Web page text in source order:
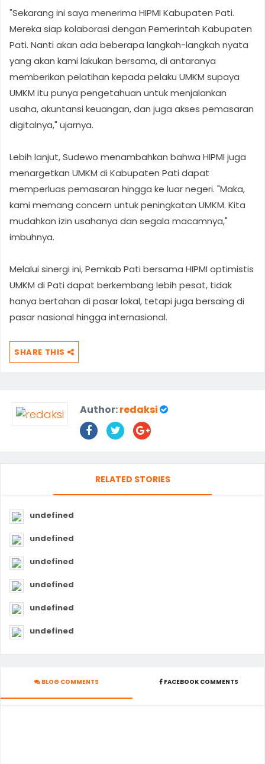
"Sekarang ini saya menerima HIPMI Kabupaten Pati.
Mereka siap kolaborasi dengan Pemerintah Kabupaten
Pati. Nanti akan ada beberapa langkah-langkah nyata
yang akan kami lakukan bersama, di antaranya
memberikan pelatihan kepada pelaku UMKM supaya
UMKM itu punya pengetahuan untuk menjalankan
usaha, akuntansi keuangan, dan juga akses pemasaran
digitalnya," ujarnya.
Lebih lanjut, Sudewo menambahkan bahwa HIPMI juga
menargetkan UMKM di Kabupaten Pati dapat
memperluas pemasaran hingga ke luar negeri. "Maka,
kami memang concern untuk peningkatan UMKM. Kita
mudahkan izin usahanya dan segala macamnya,"
imbuhnya.
Melalui sinergi ini, Pemkab Pati bersama HIPMI optimistis
UMKM di Pati dapat berkembang lebih pesat, tidak
hanya bertahan di pasar lokal, tetapi juga bersaing di
pasar nasional hingga internasional.
SHARE THIS
Author:redaksi
RELATED STORIES
undefined
undefined
undefined
undefined
undefined
undefined
BLOG COMMENTS FACEBOOK COMMENTS